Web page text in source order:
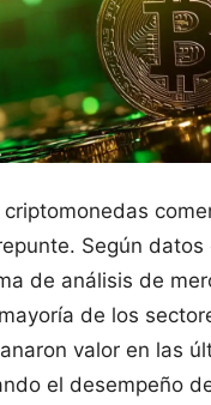
Según
de análisis de
de los
valor en las
el desempeño